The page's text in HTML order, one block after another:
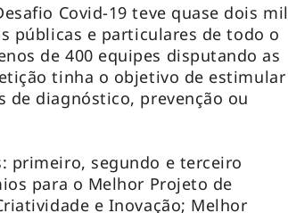
Covid-19 teve quase dois mil
públicas e particulares de todo o
de 400 equipes disputando as
tinha o objetivo de estimular
de diagnóstico, prevenção ou
primeiro, segundo e terceiro
para o Melhor Projeto de
e Inovação; Melhor